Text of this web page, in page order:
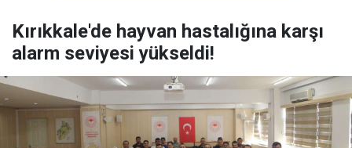
Kırıkkale'de hayvan hastalığına karşı
alarm seviyesi yükseldi!